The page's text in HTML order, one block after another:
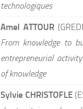
technologiques
Amel ATTOUR
From knowledge to
entrepreneurial
of knowledge
Sylvie CHRISTOFLE